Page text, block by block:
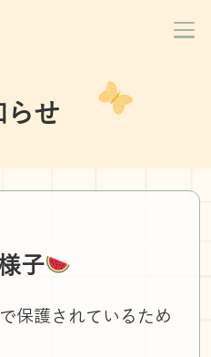
らせ
子
保護されているため